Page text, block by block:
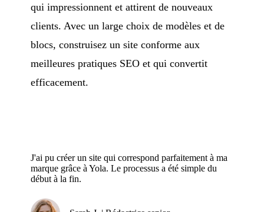
qui impressionnent et attirent de nouveaux
clients. Avec un large choix de modèles et de
blocs, construisez un site conforme aux
meilleures pratiques SEO et qui convertit
efficacement.
J'ai pu créer un site qui correspond parfaitement à ma
marque grâce à Yola. Le processus a été simple du
début à la fin.